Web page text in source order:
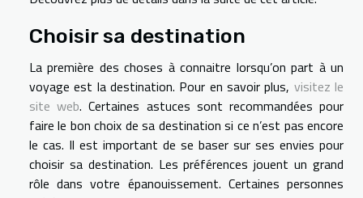
Choisir sa destination
La première des choses à connaitre lorsqu’on part à un
voyage est la destination. Pour en savoir plus, visitez le
site web. Certaines astuces sont recommandées pour
faire le bon choix de sa destination si ce n’est pas encore
le cas. Il est important de se baser sur ses envies pour
choisir sa destination. Les préférences jouent un grand
rôle dans votre épanouissement. Certaines personnes